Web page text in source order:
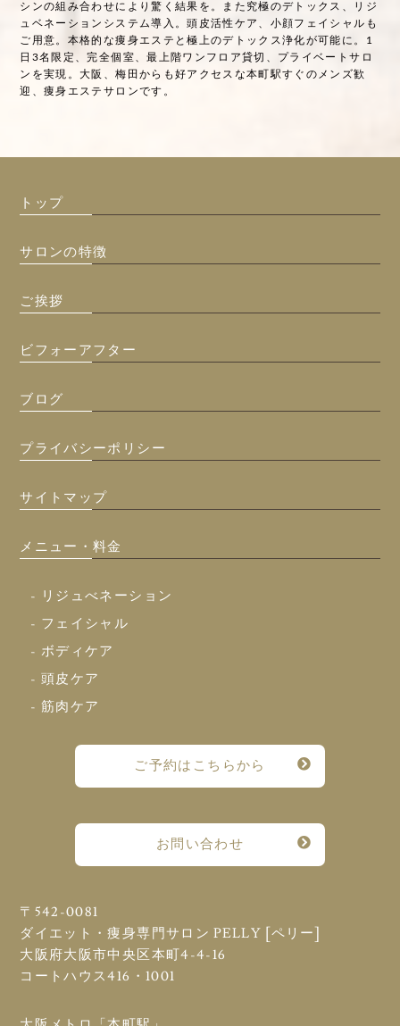
シンの組み合わせにより驚く結果を。また究極のデトックス、リジ
ュベネーションシステム導入。頭皮活性ケア、小顔フェイシャルも
ご用意。本格的な痩身エステと極上のデトックス浄化が可能に。1
日3名限定、完全個室、最上階ワンフロア貸切、プライベートサロ
ンを実現。大阪、梅田からも好アクセスな本町駅すぐのメンズ歓
迎、痩身エステサロンです。
トップ
サロンの特徴
ご挨拶
ビフォーアフター
ブログ
プライバシーポリシー
サイトマップ
メニュー・料金
- リジュべネーション
- フェイシャル
- ボディケア
- 頭皮ケア
- 筋肉ケア
ご予約はこちらから
お問い合わせ
〒542-0081
ダイエット・痩身専門サロン PELLY [ペリー]
大阪府大阪市中央区本町4-4-16
コートハウス416・1001